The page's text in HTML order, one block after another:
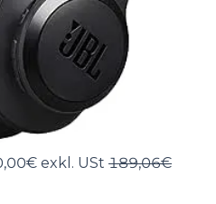
exkl. USt 189,06€